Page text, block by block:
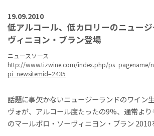
19.09.2010
低アルコール、低カロリーのニュー
ヴィニヨン・ブラン登場
ニュースソース
http://www.tizwine.com/index.php/ps_pagename/
pi_newsitemid=2435
話題に事欠かないニュージーランドのワイン
ヴォが、アルコール度たったの9%、通常よ
のマールボロ・ソーヴィニヨン・ブラン 2010